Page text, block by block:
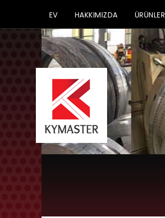
EV HAKKIMIZDA ÜRÜNLER